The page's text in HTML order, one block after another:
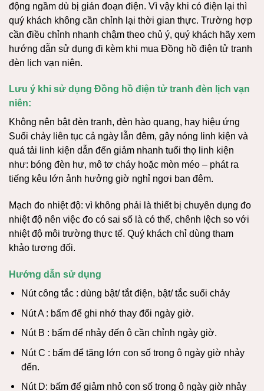
động ngầm dù bị gián đoạn điện. Vì vậy khi có điện lại thì
quý khách không cần chỉnh lại thời gian thực. Trường hợp
cần điều chỉnh nhanh chậm theo chủ ý, quý khách hãy xem
hướng dẫn sử dụng đi kèm khi mua Đồng hồ điện tử tranh
đèn lịch vạn niên.
Lưu ý khi sử dụng Đồng hồ điện tử tranh đèn lịch vạn
niên:
Không nên bật đèn tranh, đèn hào quang, hay hiệu ứng
Suối chảy liên tục cả ngày lẫn đêm, gây nóng linh kiện và
quá tải linh kiện dẫn đến giảm nhanh tuổi thọ linh kiện
như: bóng đèn hư, mô tơ cháy hoặc mòn méo – phát ra
tiếng kêu lớn ảnh hưởng giờ nghỉ ngơi ban đêm.
Mạch đo nhiệt độ: vì không phải là thiết bị chuyên dụng đo
nhiệt độ nên việc đo có sai số là có thể, chênh lệch so với
nhiệt độ môi trường thực tế. Quý khách chỉ dùng tham
khảo tương đối.
Hướng dẫn sử dụng
Nút công tắc : dùng bật/ tắt điện, bật/ tắc suối chảy
Nút A : bấm để ghi nhớ thay đổi ngày giờ.
Nút B : bấm để nhảy đến ô cần chỉnh ngày giờ.
Nút C : bấm để tăng lớn con số trong ô ngày giờ nhảy
đến.
Nút D: bấm để giảm nhỏ con số trong ô ngày giờ nhảy